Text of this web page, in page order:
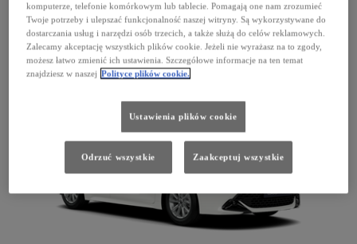
Corolla Hatchback
127 900 zł
Hybrid
komputerze, telefonie komórkowym lub tablecie. Pomagają one nam zrozumieć
Twoje potrzeby i ulepszać funkcjonalność naszej witryny. Są wykorzystywane do
dostarczania usług i narzędzi osób trzecich, a także służą do celów reklamowych.
Zalecamy akceptację wszystkich plików cookie. Jeżeli nie wyrażasz na to zgody,
możesz łatwo zmienić ich ustawienia. Szczegółowe informacje na ten temat
znajdziesz w naszej Polityce plików cookie.
Ustawienia plików cookie
Odrzuć wszystkie Zaakceptuj wszystkie